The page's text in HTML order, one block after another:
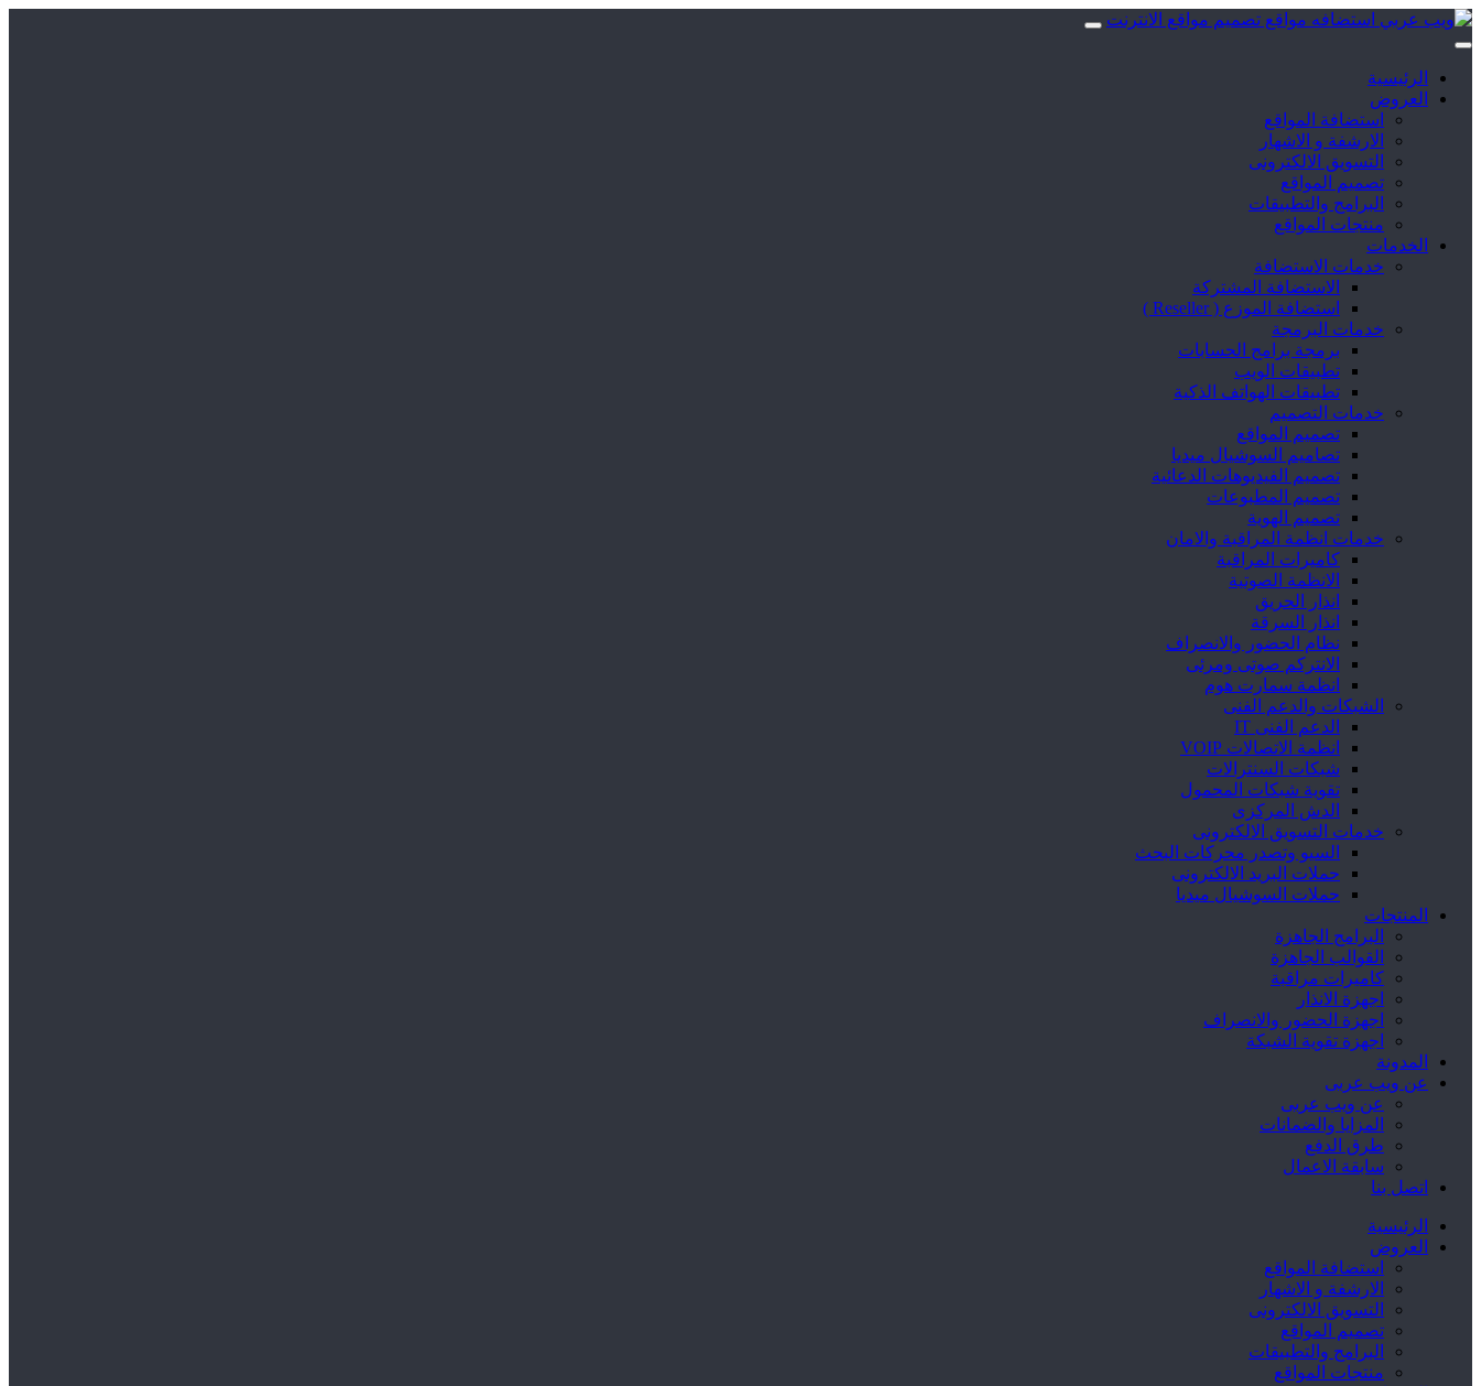
الرئيسية
العروض
استضافة المواقع
الارشفة و الاشهار
التسويق الالكترونى
تصميم المواقع
البرامج والتطبيقات
منتجات المواقع
الخدمات
خدمات الاستضافة
الاستضافة المشتركة
استضافة الموزع ( Reseller )
خدمات البرمجة
برمجة برامج الحسابات
تطبيقات الويب
تطبيقات الهواتف الذكية
خدمات التصميم
تصميم المواقع
تصاميم السوشيال ميديا
تصميم الفيديوهات الدعائية
تصميم المطبوعات
تصميم الهوية
خدمات انظمة المراقبة والامان
كاميرات المراقبة
الانظمة الصوتية
انذار الحريق
انذار السرقة
نظام الحضور والانصراف
الانتركم صوتى ومرئى
انظمة سمارت هوم
الشبكات والدعم الفنى
الدعم الفنى IT
انظمة الاتصالات VOIP
شبكات السنترالات
تقوية شبكات المحمول
الدش المركزى
خدمات التسويق الالكترونى
السيو وتصدر محركات البحث
حملات البريد الالكترونى
حملات السوشيال ميديا
المنتجات
البرامج الجاهزة
القوالب الجاهزة
كاميرات مراقبة
اجهزة الانذار
اجهزة الحضور والانصراف
اجهزة تقوية الشبكة
المدونة
عن ويب عربى
عن ويب عربى
المزايا والضمانات
طرق الدفع
سابقة الاعمال
اتصل بنا
الرئيسية
العروض
استضافة المواقع
الارشفة و الاشهار
التسويق الالكترونى
تصميم المواقع
البرامج والتطبيقات
منتجات المواقع